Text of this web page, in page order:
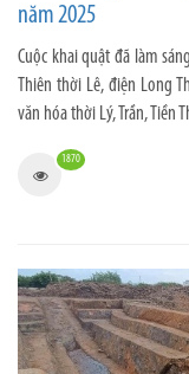
năm 2025
Cuộc khai quật đã làm
Thiên thời Lê, điện Long
văn hóa thời Lý, Trần, Tiền
1870